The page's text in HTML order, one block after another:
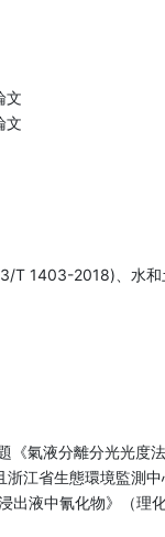
文
文
T 1403-2018)、水
氣液分離分光光度
江省生態環境監測
液中氰化物》（理